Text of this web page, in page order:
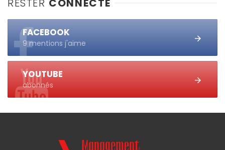
RESTER CONNECTÉ
FACEBOOK
9 mentions j'aime
YOUTUBE
abonnés